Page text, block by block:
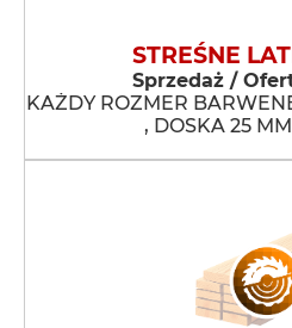
STREŚNE
Sprzedaż /
KAŻDY ROZMER
, DOSKA 25